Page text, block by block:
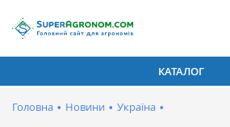
КАТАЛОГ
Головна • Новини • Україна •